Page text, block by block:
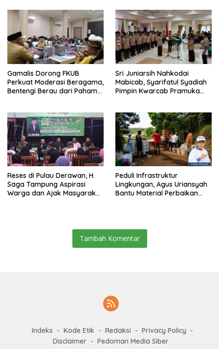
Gamalis Dorong FKUB
Perkuat Moderasi Beragama,
Bentengi Berau dari Paham
Sri Juniarsih Nahkodai
Mabicab, Syarifatul Syadiah
Pimpin Kwarcab Pramuka
Reses di Pulau Derawan, H.
Saga Tampung Aspirasi
Warga dan Ajak Masyarakat
Peduli Infrastruktur
Lingkungan, Agus Uriansyah
Bantu Material Perbaikan
Tambah Komentar
Indeks Kode Etik Redaksi
Privacy Policy
Disclaimer
Pedoman Media Siber